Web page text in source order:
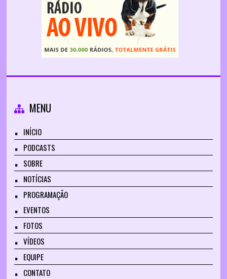
MENU
INÍCIO
PODCASTS
SOBRE
NOTÍCIAS
PROGRAMAÇÃO
EVENTOS
FOTOS
VÍDEOS
EQUIPE
CONTATO